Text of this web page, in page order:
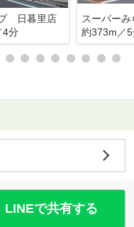
日暮里店
4分
約373m／
LINEで共有する